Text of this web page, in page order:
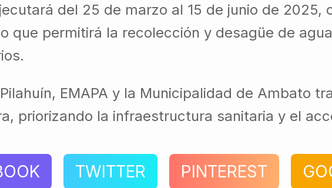
del 25 de marzo al 15 de junio de
que permitirá la recolección y desagüe de
EMAPA y la Municipalidad de Ambato
priorizando la infraestructura sanitaria y el
TWITTER PINTEREST